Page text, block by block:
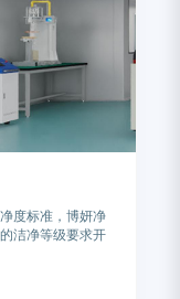
度标准，博妍净
洁净等级要求开